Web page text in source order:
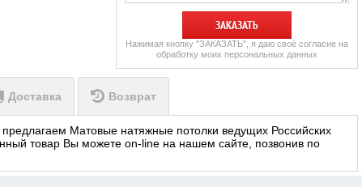
ЗАКАЗАТЬ
Нажимая кнопку "ЗАКАЗАТЬ", я даю своё согласие на
обработку моих персональных данных
Доставка Возврат
Матовые натяжные потолки ведущих Российских
товар Вы можете on-line на нашем сайте, позвонив по